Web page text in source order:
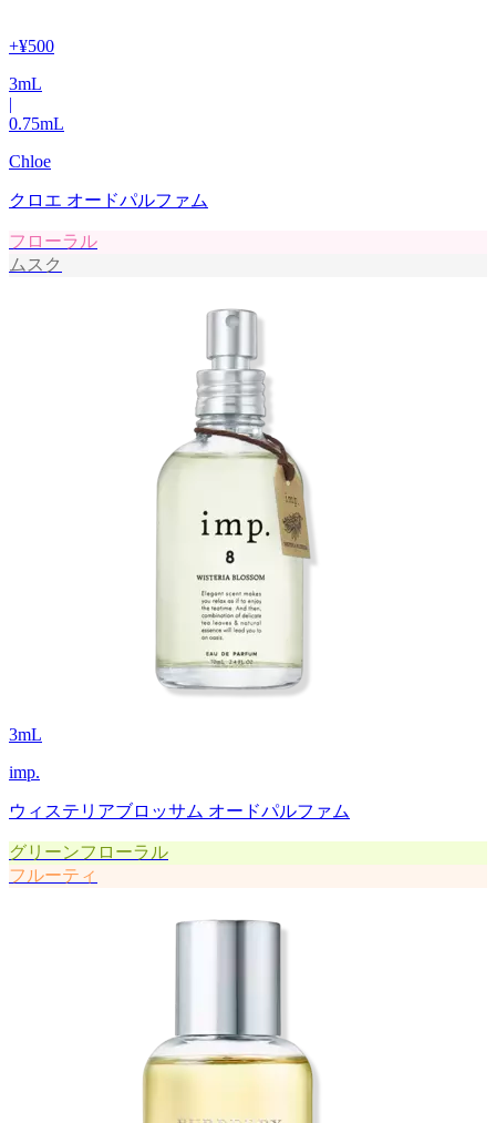
+¥500
3mL
|
0.75mL
Chloe
クロエ オードパルファム
フローラル
ムスク
3mL
imp.
ウィステリアブロッサム オードパルファム
グリーンフローラル
フルーティ